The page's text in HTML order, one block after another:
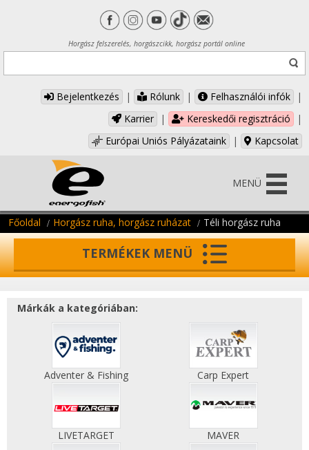
Horgász felszerelés, horgászcikk, horgász portál online
Bejelentkezés | Rólunk | Felhasználói infók
|
Karrier
| Kereskedői regisztráció
|
Európai Uniós Pályázataink
| Kapcsolat
MENÜ
Főoldal Horgász ruha, horgász ruházat Téli horgász ruha
TERMÉKEK MENÜ
Márkák a kategóriában:
Adventer & Fishing Carp Expert
LIVETARGET MAVER